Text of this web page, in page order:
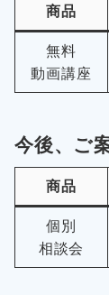
商品
無料
動画講座
今後、ご
商品
個別
相談会